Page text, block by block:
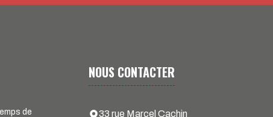
de
NOUS CONTACTER
33 rue Marcel Cachin